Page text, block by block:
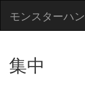
モンスターハ
集中